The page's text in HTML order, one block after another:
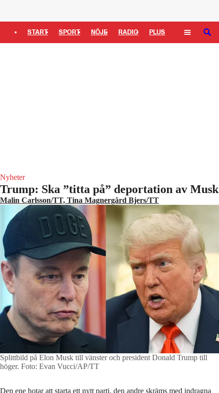
START SPORT NÖJE RADIO PLUS SÖK
Nyheter
Trump: Ska ”titta på” deportation av Musk
Malin Carlsson/TT, Tina Magnergård Bjers/TT
Splittbild på Elon Musk till vänster och president Donald Trump till
höger. Foto: Evan Vucci/AP/TT
Den ene hotar att starta ett nytt parti, den andre skräms med indragna